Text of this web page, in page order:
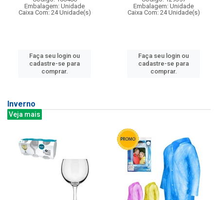
Embalagem: Unidade
Caixa Com: 24 Unidade(s)
Faça seu login ou
cadastre-se para
comprar.
Embalagem: Unidade
Caixa Com: 24 Unidade(s)
Faça seu login ou
cadastre-se para
comprar.
Inverno
Veja mais